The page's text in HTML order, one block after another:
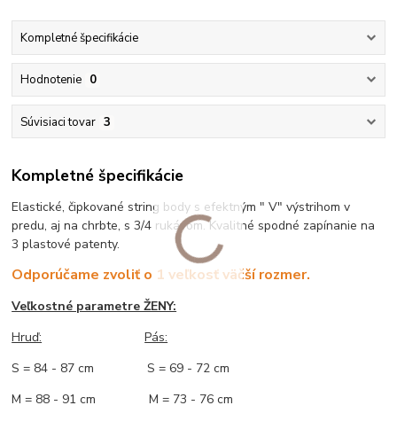
Kompletné špecifikácie
Hodnotenie 0
Súvisiaci tovar 3
Kompletné špecifikácie
Elastické, čipkované string body s efektným " V" výstrihom v
predu, aj na chrbte, s 3/4 rukávom. Kvalitné spodné zapínanie na
3 plastové patenty.
Odporúčame zvoliť o 1 veľkosť väčší rozmer.
Veľkostné parametre ŽENY:
Hruď:
Pás:
S = 84 - 87 cm S = 69 - 72 cm
M = 88 - 91 cm M = 73 - 76 cm